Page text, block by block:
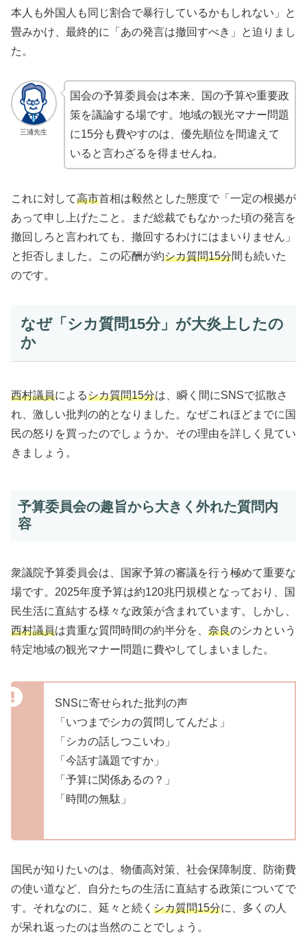
本人も外国人も同じ割合で暴行しているかもしれない」と
畳みかけ、最終的に「あの発言は撤回すべき」と迫りまし
た。
三浦先生
国会の予算委員会は本来、国の予算や重要政
策を議論する場です。地域の観光マナー問題
に15分も費やすのは、優先順位を間違えて
いると言わざるを得ませんね。
これに対して高市首相は毅然とした態度で「一定の根拠が
あって申し上げたこと。まだ総裁でもなかった頃の発言を
撤回しろと言われても、撤回するわけにはまいりません」
と拒否しました。この応酬が約シカ質問15分間も続いた
のです。
なぜ「シカ質問15分」が大炎上したの
か
西村議員によるシカ質問15分は、瞬く間にSNSで拡散さ
れ、激しい批判の的となりました。なぜこれほどまでに国
民の怒りを買ったのでしょうか。その理由を詳しく見てい
きましょう。
予算委員会の趣旨から大きく外れた質問内
容
衆議院予算委員会は、国家予算の審議を行う極めて重要な
場です。2025年度予算は約120兆円規模となっており、国
民生活に直結する様々な政策が含まれています。しかし、
西村議員は貴重な質問時間の約半分を、 奈良のシカという
特定地域の観光マナー問題に費やしてしまいました。
SNSに寄せられた批判の声
「いつまでシカの質問してんだよ」
「シカの話しつこいわ」
「今話す議題ですか」
「予算に関係あるの？」
「時間の無駄」
国民が知りたいのは、物価高対策、社会保障制度、防衛費
の使い道など、自分たちの生活に直結する政策についてで
す。それなのに、延々と続く シカ質問15分に、多くの人
が呆れ返ったのは当然のことでしょう。